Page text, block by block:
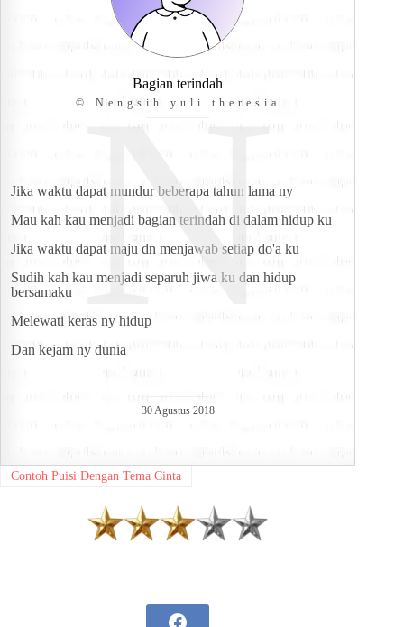
N
Bagian terindah
© Nengsih yuli theresia
Jika waktu dapat mundur beberapa tahun lama ny
Mau kah kau menjadi bagian terindah di dalam hidup ku
Jika waktu dapat maju dn menjawab setiap do'a ku
Sudih kah kau menjadi separuh jiwa ku dan hidup
bersamaku
Melewati keras ny hidup
Dan kejam ny dunia
30 Agustus 2018
Contoh Puisi Dengan Tema Cinta